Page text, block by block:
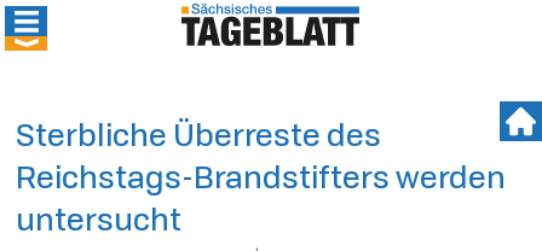
Sterbliche Überreste des
Reichstags-Brandstifters werden
untersucht